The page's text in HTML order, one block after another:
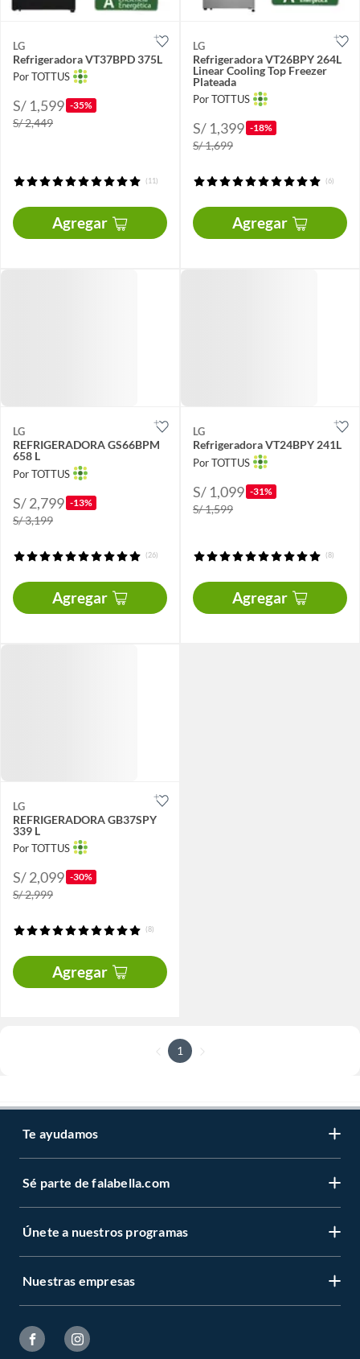
LG
Refrigeradora VT37BPD 375L
Por TOTTUS
S/ 1,599 -35%
S/ 2,449
(11)
Agregar
LG
Refrigeradora VT26BPY 264L
Linear Cooling Top Freezer
Plateada
Por TOTTUS
S/ 1,399 -18%
S/ 1,699
(6)
Agregar
LG
REFRIGERADORA GS66BPM
658 L
Por TOTTUS
S/ 2,799 -13%
S/ 3,199
(26)
Agregar
LG
Refrigeradora VT24BPY 241L
Por TOTTUS
S/ 1,099 -31%
S/ 1,599
(8)
Agregar
LG
REFRIGERADORA GB37SPY
339 L
Por TOTTUS
S/ 2,099 -30%
S/ 2,999
(8)
Agregar
1
Te ayudamos
Sé parte de falabella.com
Únete a nuestros programas
Nuestras empresas